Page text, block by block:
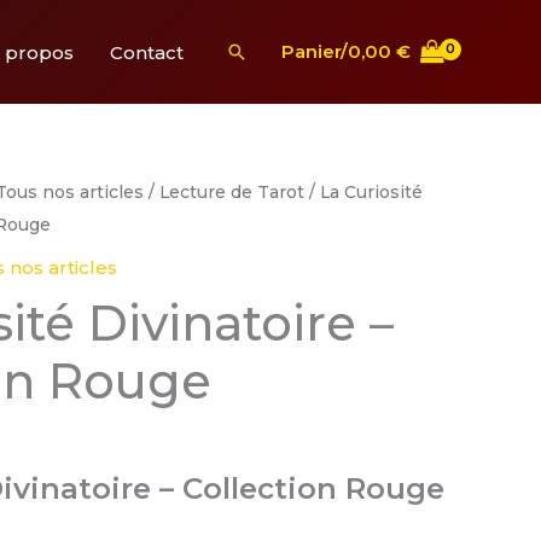
propos Contact Rechercher
Panier/0,00 €
nos articles / Lecture de Tarot / La Curiosité
nos articles
Divinatoire –
Rouge
€.
– Collection Rouge